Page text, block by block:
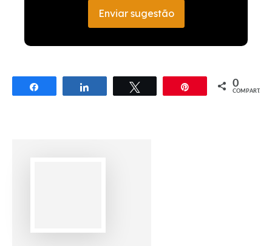
Enviar sugestão
Compartilhar Compartilhar 0
COMPART.